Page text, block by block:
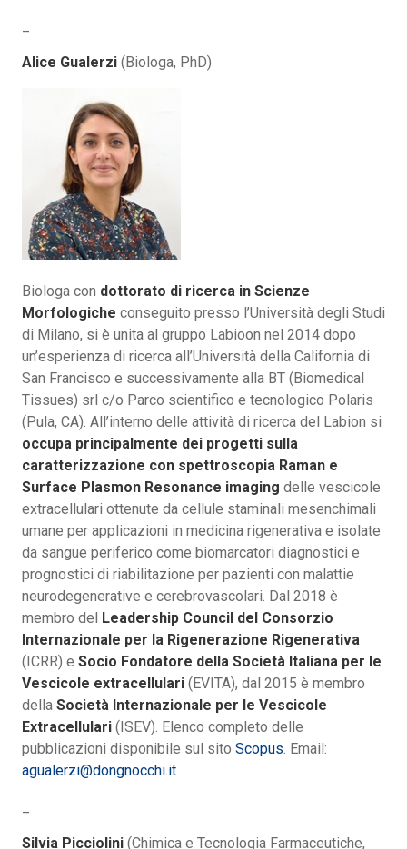
Alice Gualerzi (Biologa, PhD)
Biologa con dottorato di ricerca in Scienze
Morfologiche conseguito presso l’Università degli Studi
di Milano, si è unita al gruppo Labioon nel 2014 dopo
un’esperienza di ricerca all’Università della California di
San Francisco e successivamente alla BT (Biomedical
Tissues) srl c/o Parco scientifico e tecnologico Polaris
(Pula, CA). All’interno delle attività di ricerca del Labion si
occupa principalmente dei progetti sulla
caratterizzazione con spettroscopia Raman e
Surface Plasmon Resonance imaging delle vescicole
extracellulari ottenute da cellule staminali mesenchimali
umane per applicazioni in medicina rigenerativa e isolate
da sangue periferico come biomarcatori diagnostici e
prognostici di riabilitazione per pazienti con malattie
neurodegenerative e cerebrovascolari. Dal 2018 è
membro del Leadership Council del Consorzio
Internazionale per la Rigenerazione Rigenerativa
(ICRR) e Socio Fondatore della Società Italiana per le
Vescicole extracellulari (EVITA), dal 2015 è membro
della Società Internazionale per le Vescicole
Extracellulari (ISEV). Elenco completo delle
pubblicazioni disponibile sul sito Scopus. Email:
agualerzi@dongnocchi.it
Silvia Picciolini (Chimica e Tecnologia Farmaceutiche,